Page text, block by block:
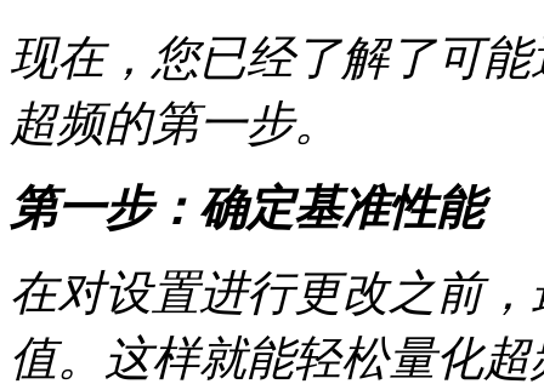
现在，您已经了解了可
超频的第一步。
第一步：确定基准性能
在对设置进行更改之前
值。这样就能轻松量化